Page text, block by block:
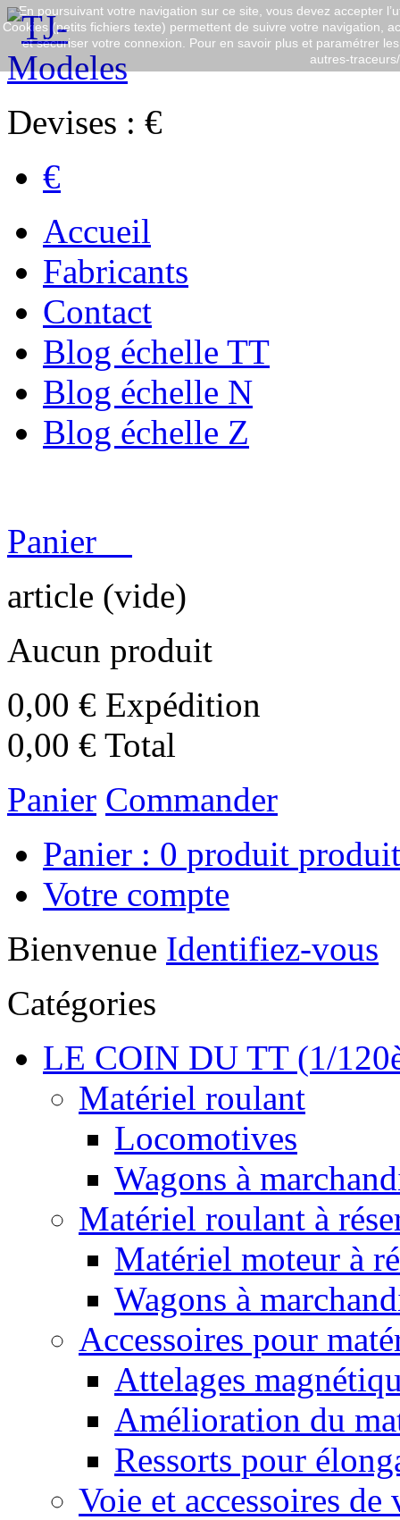
Devises : €
€
Accueil
Fabricants
Contact
Blog échelle TT
Blog échelle N
Blog échelle Z
Panier
article (vide)
Aucun produit
0,00 € Expédition
0,00 € Total
Panier Commander
Panier : 0 produit
Votre compte
Bienvenue Identifiez-vous
Catégories
LE COIN DU TT (1/
Matériel roulant
Locomotives
Wagons à
Matériel roulant à
Matériel moteur à
Wagons à
Accessoires pour
Attelages
Amélioration du
Ressorts pour
Voie et accessoires de
En poursuivant votre navigation sur ce site, vous devez accepter
Cookies (petits fichiers texte) permettent de suivre votre navigation,
et sécuriser votre connexion. Pour en savoir plus et paramétrer
autres-